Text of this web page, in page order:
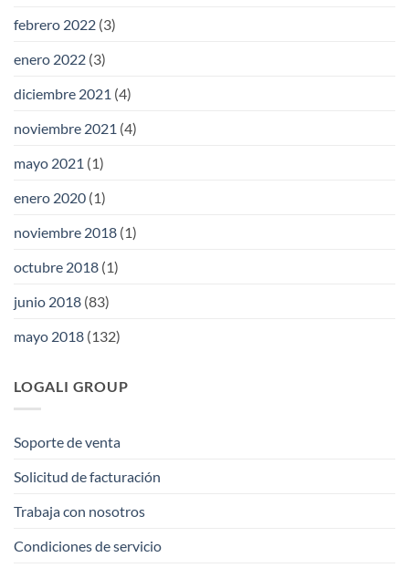
febrero 2022 (3)
enero 2022 (3)
diciembre 2021 (4)
noviembre 2021 (4)
mayo 2021 (1)
enero 2020 (1)
noviembre 2018 (1)
octubre 2018 (1)
junio 2018 (83)
mayo 2018 (132)
LOGALI GROUP
Soporte de venta
Solicitud de facturación
Trabaja con nosotros
Condiciones de servicio